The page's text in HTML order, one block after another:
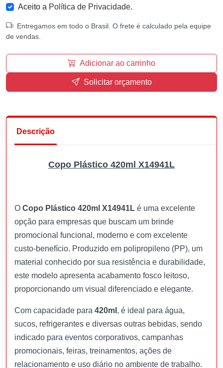
Aceito a Política de Privacidade.
Entregamos em todo o Brasil. O frete é calculado pela equipe
de vendas.
Adicionar ao carrinho
Solicitar orçamento
Descrição
Copo Plástico 420ml X14941L
O Copo Plástico 420ml X14941L é uma excelente
opção para empresas que buscam um brinde
promocional funcional, moderno e com excelente
custo-benefício. Produzido em polipropileno (PP), um
material conhecido por sua resistência e durabilidade,
este modelo apresenta acabamento fosco leitoso,
proporcionando um visual diferenciado e elegante.
Com capacidade para 420ml , é ideal para água,
sucos, refrigerantes e diversas outras bebidas, sendo
indicado para eventos corporativos, campanhas
promocionais, feiras, treinamentos, ações de
relacionamento e uso diário no ambiente de trabalho.